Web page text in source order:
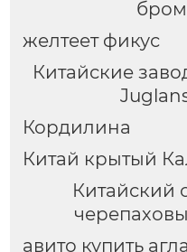
желтеет фикус
Китайские
Кордилина
Китай крытый
авито купить